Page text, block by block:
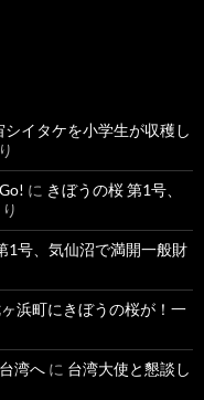
シイタケを小学生が収穫し
に きぼうの桜 第1号、
1号、気仙沼で満開一般財
浜町にきぼうの桜が！一
湾へ に 台湾大使と懇談し